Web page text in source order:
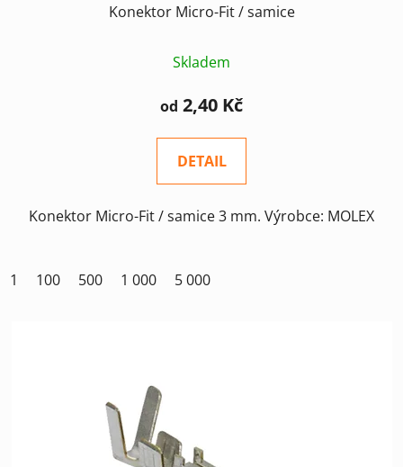
Konektor Micro-Fit / samice
Skladem
od 2,40 Kč
DETAIL
Konektor Micro-Fit / samice 3 mm. Výrobce: MOLEX
1 100 500 1 000 5 000